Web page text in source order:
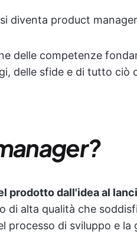
diventa product
delle competenze
delle sfide e di tutto ciò
prodotto dall'idea al
di alta qualità che
processo di sviluppo e la